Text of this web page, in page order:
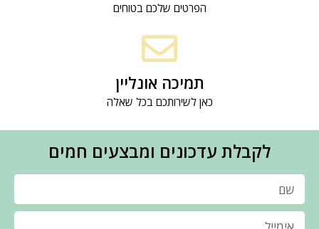
הפרטים שלכם בטוחים
תמיכה אונליין
כאן לשירותכם בכל שאלה
לקבלת עדכונים ומבצעים חמים